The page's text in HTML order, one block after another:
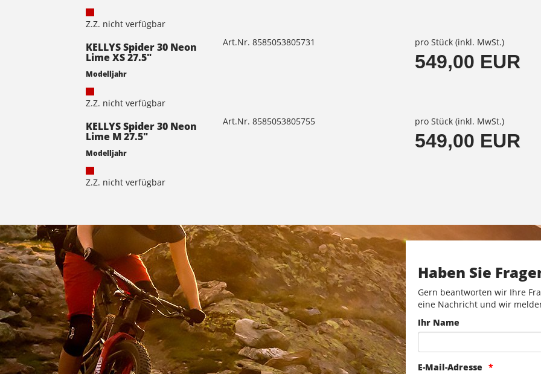
Z.Z. nicht verfügbar
KELLYS Spider 30 Neon
Lime XS 27.5"
Modelljahr
Z.Z. nicht verfügbar
Art.Nr. 8585053805731 pro Stück (inkl. MwSt.)
549,00 EUR
KELLYS Spider 30 Neon
Lime M 27.5"
Modelljahr
Z.Z. nicht verfügbar
Art.Nr. 8585053805755 pro Stück (inkl. MwSt.)
549,00 EUR
Haben Sie
Gern beantworten wir Ihre
eine Nachricht und wir
Ihr Name
E-Mail-Adresse